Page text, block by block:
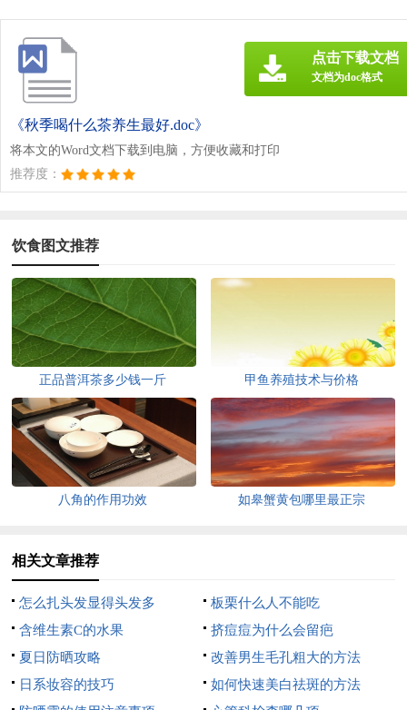
《秋季喝什么茶养生最好.doc》
将本文的Word文档下载到电脑，方便收藏和打印
推荐度：
点击下载文档
文档为doc格式
饮食图文推荐
正品普洱茶多少钱一斤 甲鱼养殖技术与价格
八角的作用功效 如皋蟹黄包哪里最正宗
相关文章推荐
怎么扎头发显得头发多
板栗什么人不能吃
含维生素C的水果
挤痘痘为什么会留疤
夏日防晒攻略
改善男生毛孔粗大的方法
日系妆容的技巧
如何快速美白祛斑的方法